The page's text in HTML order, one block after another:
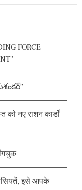
FORCE
को नए राशन कार्डों
इसे आपके